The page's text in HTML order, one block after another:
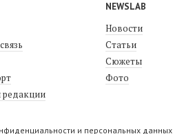
NEWSLAB
Новости
Статьи
Сюжеты
Фото
и персональных данных